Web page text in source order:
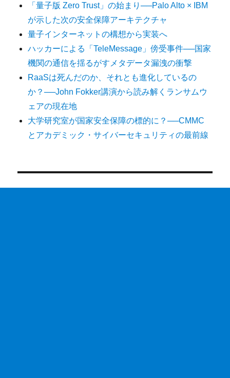
「量子版 Zero Trust」の始まり──Palo Alto × IBM
が示した次の安全保障アーキテクチャ
量子インターネットの構想から実装へ
ハッカーによる「TeleMessage」傍受事件──国家
機関の通信を揺るがすメタデータ漏洩の衝撃
RaaSは死んだのか、それとも進化しているの
か？──John Fokker講演から読み解くランサムウ
ェアの現在地
大学研究室が国家安全保障の標的に？──CMMC
とアカデミック・サイバーセキュリティの最前線